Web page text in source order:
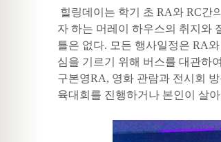
힐링데이는 학기 초 RA와 RC간
자 하는 머레이 하우스의 취지와
틀은 없다. 모든 행사일정은 RA
심을 기르기 위해 버스를 대관하
구본영RA, 영화 관람과 전시회
육대회를 진행하거나 본인이 살